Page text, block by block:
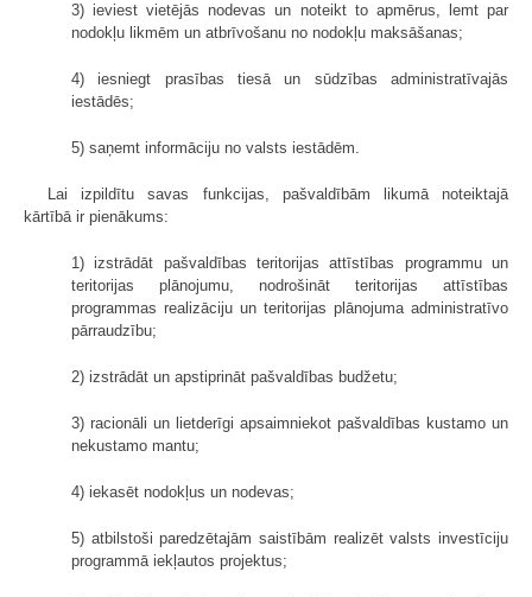
3) ieviest vietējās nodevas un noteikt to apmērus, lemt par
nodokļu likmēm un atbrīvošanu no nodokļu maksāšanas;
4) iesniegt prasības tiesā un sūdzības administratīvajās
iestādēs;
5) saņemt informāciju no valsts iestādēm.
Lai izpildītu savas funkcijas, pašvaldībām likumā noteiktajā
kārtībā ir pienākums:
1) izstrādāt pašvaldības teritorijas attīstības programmu un
teritorijas plānojumu, nodrošināt teritorijas attīstības
programmas realizāciju un teritorijas plānojuma administratīvo
pārraudzību;
2) izstrādāt un apstiprināt pašvaldības budžetu;
3) racionāli un lietderīgi apsaimniekot pašvaldības kustamo un
nekustamo mantu;
4) iekasēt nodokļus un nodevas;
5) atbilstoši paredzētajām saistībām realizēt valsts investīciju
programmā iekļautos projektus;